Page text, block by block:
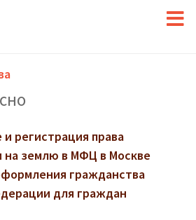
регистрация права
на землю в МФЦ в Москве
гражданства
для граждан